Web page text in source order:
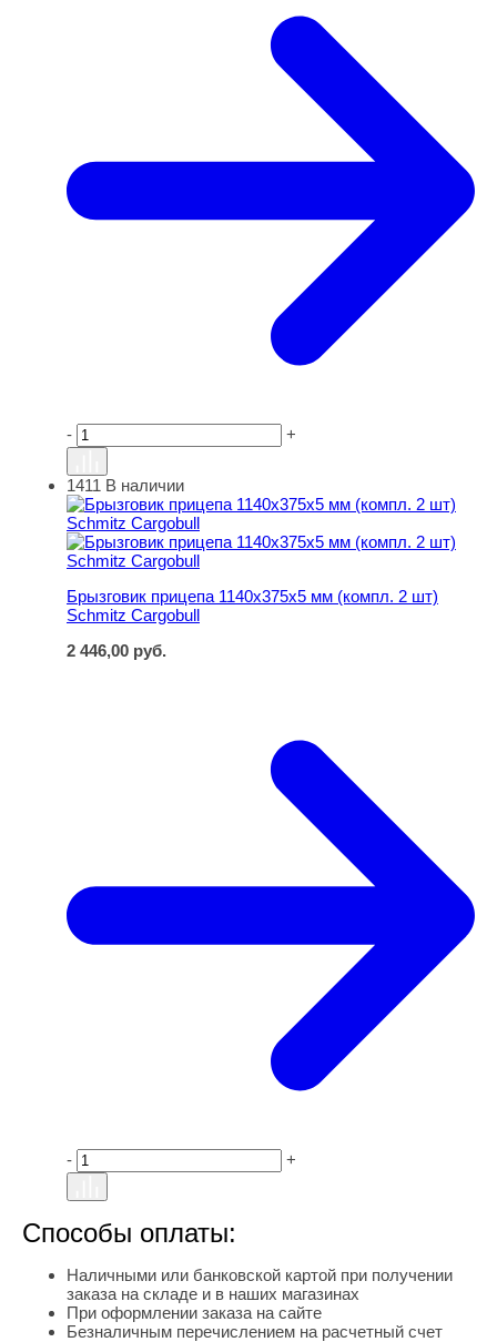
- +
Брызговик прицепа 1140х375х5 мм (компл. 2 шт)
1411 В наличии
Брызговик прицепа 1140х375х5 мм (компл. 2 шт)
Schmitz Cargobull
2 446,00 руб.
- +
Способы оплаты:
Наличными или банковской картой при получении
заказа на складе и в наших магазинах
При оформлении заказа на сайте
Безналичным перечислением на расчетный счет